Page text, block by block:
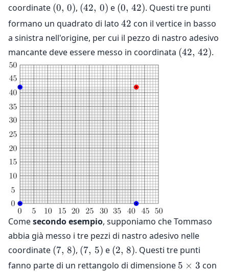
coordinate (0,\,
(0, 0), (42,\,
(42, 0) e (0,\,
42)
(0, 42). Questi tre punti
formano un quadrato di lato 42
42 con il vertice in basso
a sinistra nell'origine, per cui il pezzo di nastro adesivo
mancante deve essere messo in coordinata (42,\,
(42, 42).
Comesecondo esempio, supponiamo che Tommaso
abbia già messo i tre pezzi di nastro adesivo nelle
coordinate (7,\,
8)
(7, 8), (7,\,
5)
(7, 5) e (2,\,
8)
(2, 8). Questi tre punti
fanno parte di un rettangolo di dimensione 5
5 × 3 con